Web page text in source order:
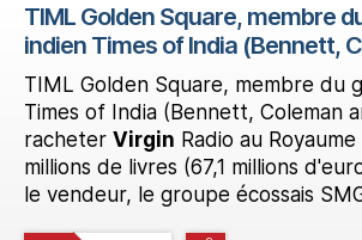
TIML Golden Square, membre
indien Times of India (Bennett,
TIML Golden Square, membre du
Times of India (Bennett, Coleman
racheter Virgin Radio au
millions de livres (67,1 millions
le vendeur, le groupe écossais